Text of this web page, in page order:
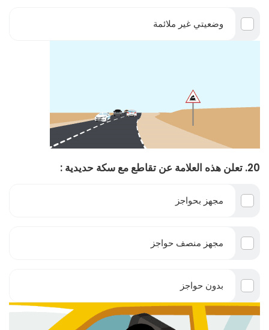
وضعيتي غير ملائمة
20. تعلن هذه العلامة عن تقاطع مع سكة حديدية :
مجهز بحواجز
مجهز منصف حواجز
بدون حواجز